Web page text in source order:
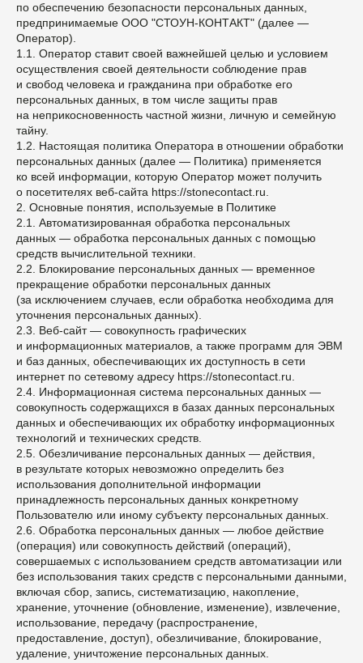
по обеспечению безопасности персональных данных,
предпринимаемые ООО "СТОУН-КОНТАКТ" (далее —
Оператор).
1.1. Оператор ставит своей важнейшей целью и условием
осуществления своей деятельности соблюдение прав
и свобод человека и гражданина при обработке его
персональных данных, в том числе защиты прав
на неприкосновенность частной жизни, личную и семейную
тайну.
1.2. Настоящая политика Оператора в отношении обработки
персональных данных (далее — Политика) применяется
ко всей информации, которую Оператор может получить
о посетителях веб-сайта https://stonecontact.ru.
2. Основные понятия, используемые в Политике
2.1. Автоматизированная обработка персональных
данных — обработка персональных данных с помощью
средств вычислительной техники.
2.2. Блокирование персональных данных — временное
прекращение обработки персональных данных
(за исключением случаев, если обработка необходима для
уточнения персональных данных).
2.3. Веб-сайт — совокупность графических
и информационных материалов, а также программ для ЭВМ
и баз данных, обеспечивающих их доступность в сети
интернет по сетевому адресу https://stonecontact.ru.
2.4. Информационная система персональных данных —
совокупность содержащихся в базах данных персональных
данных и обеспечивающих их обработку информационных
технологий и технических средств.
2.5. Обезличивание персональных данных — действия,
в результате которых невозможно определить без
использования дополнительной информации
принадлежность персональных данных конкретному
Пользователю или иному субъекту персональных данных.
2.6. Обработка персональных данных — любое действие
(операция) или совокупность действий (операций),
совершаемых с использованием средств автоматизации или
без использования таких средств с персональными данными,
включая сбор, запись, систематизацию, накопление,
хранение, уточнение (обновление, изменение), извлечение,
использование, передачу (распространение,
предоставление, доступ), обезличивание, блокирование,
удаление, уничтожение персональных данных.